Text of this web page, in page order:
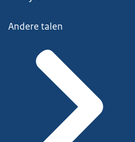
Andere talen